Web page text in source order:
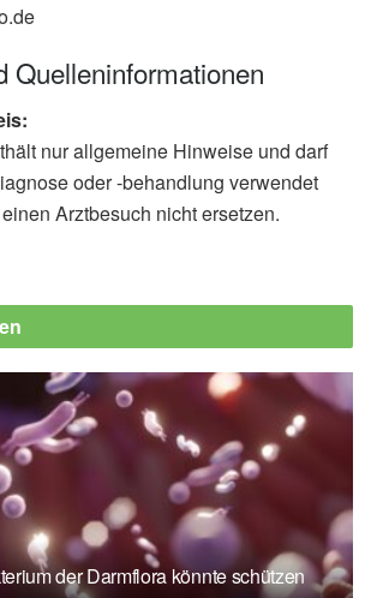
Quelleninformationen
nur allgemeine Hinweise und darf
oder -behandlung verwendet
Arztbesuch nicht ersetzen.
der Darmflora könnte schützen